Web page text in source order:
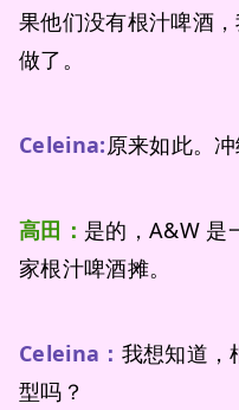
果他们没有根汁啤酒
做了。
Celeina:原来如此。
高田： 是的，A&W 是
家根汁啤酒摊。
Celeina： 我想知道，
型吗？